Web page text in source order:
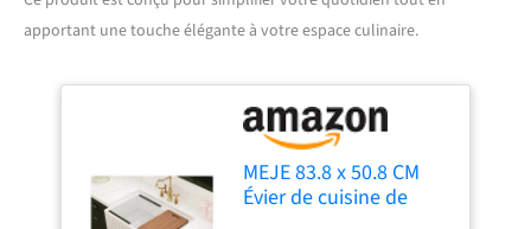
apportant une touche élégante à votre espace culinaire.
MEJE 83.8 x 50.8 CM
Évier de cuisine de